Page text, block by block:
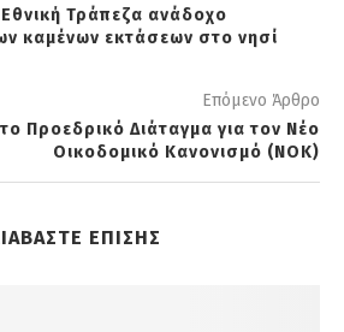
Τράπεζα ανάδοχο
καμένων εκτάσεων στο νησί
Επόμενο Άρθρο
Προεδρικό Διάταγμα για τον Νέο
Οικοδομικό Κανονισμό (ΝΟΚ)
ΕΠΙΣΗΣ